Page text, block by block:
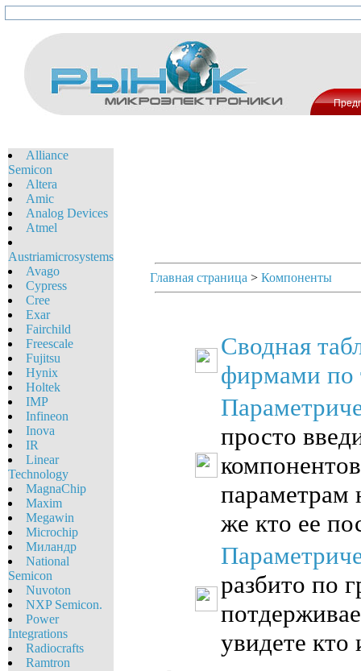
Alliance
Semicon
Altera
Amic
Analog Devices
Atmel
Austriamicrosystems
Avago
Cypress
Cree
Exar
Fairchild
Freescale
Fujitsu
Hynix
Holtek
IMP
Infineon
Inova
IR
Linear
Technology
MagnaChip
Maxim
Megawin
Microchip
Миландр
National
Semicon
Nuvoton
NXP Semicon.
Power
Integrations
Radiocrafts
Ramtron
Главная страница > Компоненты
Сводная
фирмами по
просто
параметрам
же кто ее
разбито по
увидете кто